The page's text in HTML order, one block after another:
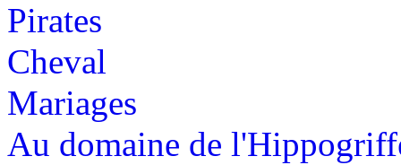
Pirates
Cheval
Mariages
Au domaine de